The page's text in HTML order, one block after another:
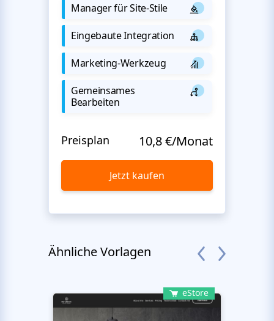
Manager für Site-Stile
Eingebaute Integration
Marketing-Werkzeug
Gemeinsames
Bearbeiten
Preisplan 10,8 €/Monat
Jetzt kaufen
Ähnliche Vorlagen
eStore